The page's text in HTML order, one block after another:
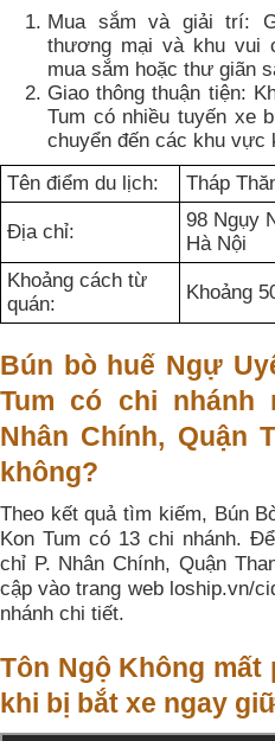
Mua sắm và giải trí:
thương mại và khu vui
mua sắm hoặc thư giãn
Giao thông thuận tiện:
Tum có nhiều tuyến xe
chuyển đến các khu vực
Tên điểm du lịch:
Tháp
Địa chỉ:
98 Ngụy
Hà Nội
Khoảng cách từ
quán:
Khoảng
Bún bò huế Ngự
Tum có chi nhánh
Nhân Chính, Quận
không?
Theo kết quả tìm kiếm, Bún
Kon Tum có 13 chi nhánh.
chỉ P. Nhân Chính, Quận
cập vào trang web loship.vn/
nhánh chi tiết.
Tôn Ngộ Không
khi bị bắt xe ngay